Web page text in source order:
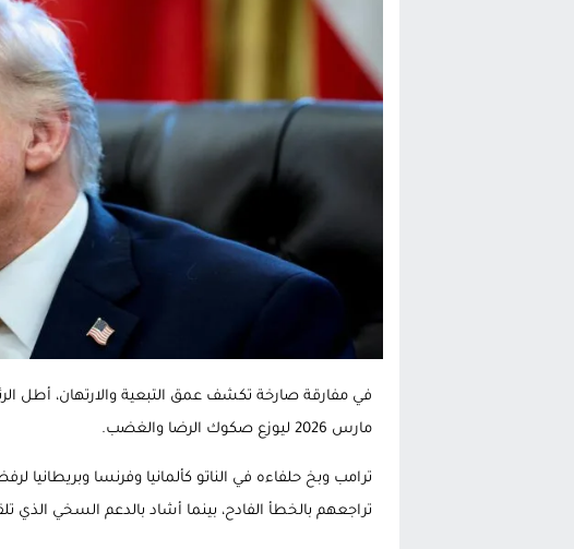
الحكومة الإسبانية تعلن عن ميزانية استثنائية بقيمة 25 مليون يورو لرعاية القاصرين
قطاع نقل البضائع بالمغرب يلوح بإضراب وطني
حريق بالمركب التجاري بالناظور يثير حالة
زيادة تسعيرة النقل بالحسيمة تضع عمالة
في مفارقة صارخة تكشف عمق التبعية والارتهان، أطل
مارس 2026 ليوزع صكوك الرضا والغضب.
ترامب وبخ حلفاءه في الناتو كألمانيا وفرنسا
تراجعهم بالخطأ الفادح، بينما أشاد بالدعم السخي